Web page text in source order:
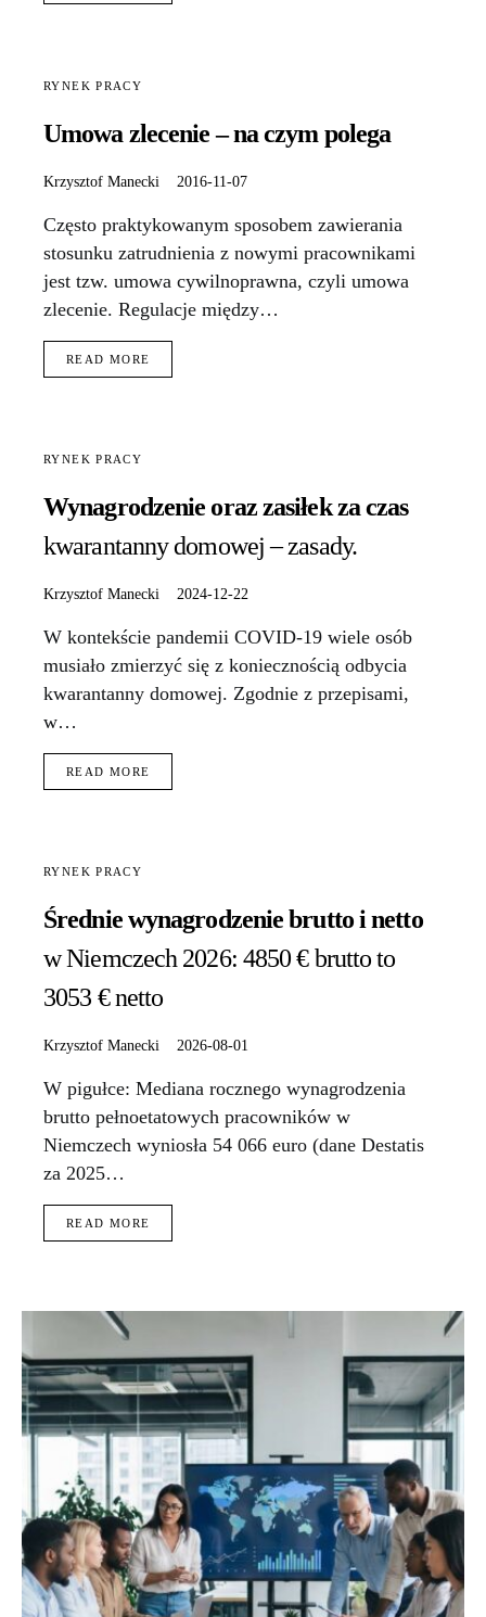
RYNEK PRACY
Umowa zlecenie – na czym polega
Krzysztof Manecki 2016-11-07
Często praktykowanym sposobem zawierania
stosunku zatrudnienia z nowymi pracownikami
jest tzw. umowa cywilnoprawna, czyli umowa
zlecenie. Regulacje między…
READ MORE
RYNEK PRACY
Wynagrodzenie oraz zasiłek za czas
kwarantanny domowej – zasady.
Krzysztof Manecki 2024-12-22
W kontekście pandemii COVID-19 wiele osób
musiało zmierzyć się z koniecznością odbycia
kwarantanny domowej. Zgodnie z przepisami,
w…
READ MORE
RYNEK PRACY
Średnie wynagrodzenie brutto i netto
w Niemczech 2026: 4850 € brutto to
3053 € netto
Krzysztof Manecki 2026-08-01
W pigułce: Mediana rocznego wynagrodzenia
brutto pełnoetatowych pracowników w
Niemczech wyniosła 54 066 euro (dane Destatis
za 2025…
READ MORE